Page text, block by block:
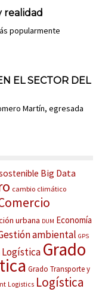
realidad
popularmente
EL SECTOR DEL
Martín, egresada
Big Data
cambio climático
urbana DUM Economía
ambiental GPS
Logística Grado
Grado Transporte y
Logistics Logística